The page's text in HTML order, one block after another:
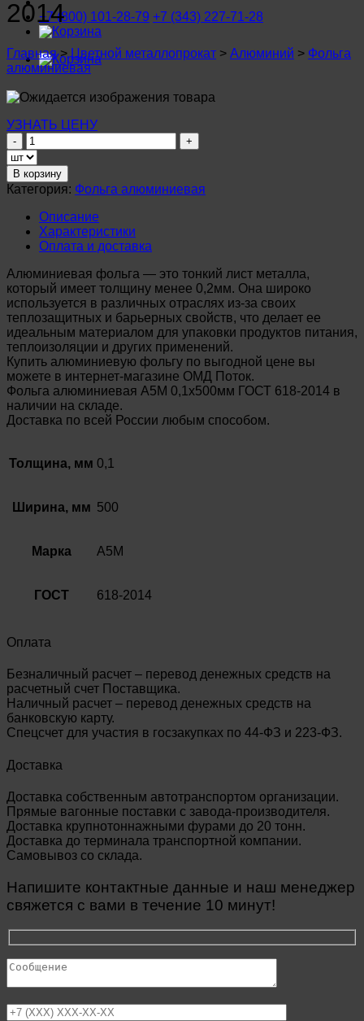
+7 (800) 101-28-79 +7 (343) 227-71-28
2014
Главная >Цветной металлопрокат > Алюминий > Фольга
алюминиевая
УЗНАТЬ ЦЕНУ
Количество
товара
Фольга
алюминиевая
0,1х500мм
А5М
ГОСТ
618-
2014
В корзину
Категория: Фольга алюминиевая
Описание
Характеристики
Оплата и доставка
Алюминиевая фольга — это тонкий лист металла,
который имеет толщину менее 0,2мм. Она широко
используется в различных отраслях из-за своих
теплозащитных и барьерных свойств, что делает ее
идеальным материалом для упаковки продуктов питания,
теплоизоляции и других применений.
Купить алюминиевую фольгу по выгодной цене вы
можете в интернет-магазине ОМД Поток.
Фольга алюминиевая А5М 0,1х500мм ГОСТ 618-2014 в
наличии на складе.
Доставка по всей России любым способом.
Толщина, мм 0,1
Ширина, мм 500
Марка А5М
ГОСТ 618-2014
Оплата
Безналичный расчет – перевод денежных средств на
расчетный счет Поставщика.
Наличный расчет – перевод денежных средств на
банковскую карту.
Спецсчет для участия в госзакупках по 44-ФЗ и 223-ФЗ.
Доставка
Доставка собственным автотранспортом организации.
Прямые вагонные поставки с завода-производителя.
Доставка крупнотоннажными фурами до 20 тонн.
Доставка до терминала транспортной компании.
Самовывоз со склада.
Напишите контактные данные и наш менеджер
свяжется с вами в течение 10 минут!